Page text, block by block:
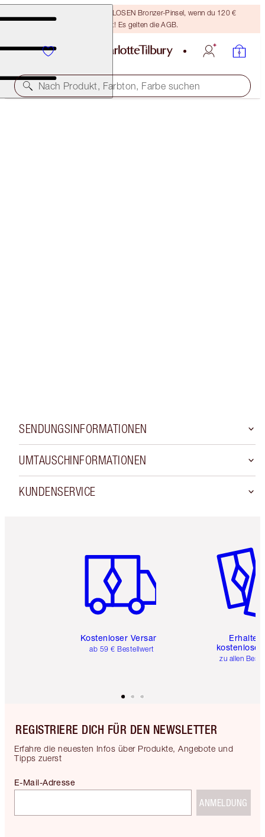
Sichere dir einen KOSTENLOSEN Bronzer-Pinsel, wenn du 120 €
ausgibst! Es gelten die AGB.
Nach Produkt, Farbton, Farbe suchen
SENDUNGSINFORMATIONEN
UMTAUSCHINFORMATIONEN
KUNDENSERVICE
Kostenloser Versand
ab 59 € Bestellwert
Erhalte
kostenlose
zu allen
REGISTRIERE DICH FÜR DEN NEWSLETTER
Erfahre die neuesten Infos über Produkte, Angebote und
Tipps zuerst
E-Mail-Adresse
ANMELDUNG